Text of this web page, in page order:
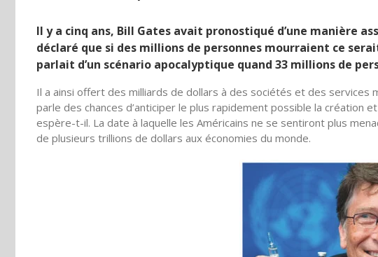
Il y a cinq ans, Bill Gates avait pronostiqué d’une manière
déclaré que si des millions de personnes mourraient ce
parlait d’un scénario apocalyptique quand 33 millions de
Il a ainsi offert des milliards de dollars à des sociétés et des services
parle des chances d’anticiper le plus rapidement possible la création
espère-t-il. La date à laquelle les Américains ne se sentiront plus
de plusieurs trillions de dollars aux économies du monde.